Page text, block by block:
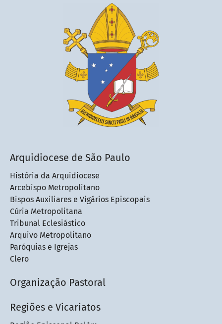
Arquidiocese de São Paulo
História da Arquidiocese
Arcebispo Metropolitano
Bispos Auxiliares e Vigários Episcopais
Cúria Metropolitana
Tribunal Eclesiástico
Arquivo Metropolitano
Paróquias e Igrejas
Clero
Organização Pastoral
Regiões e Vicariatos